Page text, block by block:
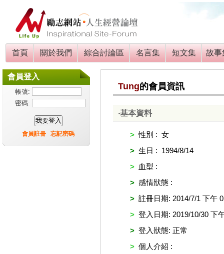
首頁 關於我們 綜合討論區 名言集 短文集 故
會員登入
帳號:
密碼:
會員註冊 忘記密碼
Tung的會員資訊
‧基本資料
>性別 : 女
> 生日 : 1994/8/14
>
血型 :
> 感情狀態 :
> 註冊日期: 2014/7/1 下午
> 登入日期: 2019/10/30 下
> 登入狀態: 正常
> 個人介紹 :